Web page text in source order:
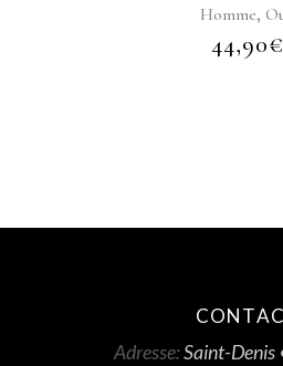
Homme,
44,90€
Adresse:Saint-Denis